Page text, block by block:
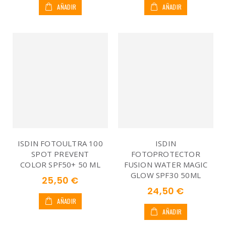
AÑADIR AÑADIR
ISDIN FOTOULTRA 100
SPOT PREVENT
COLOR SPF50+ 50 ML
25,50 €
AÑADIR
ISDIN
FOTOPROTECTOR
FUSION WATER MAGIC
GLOW SPF30 50ML
24,50 €
AÑADIR